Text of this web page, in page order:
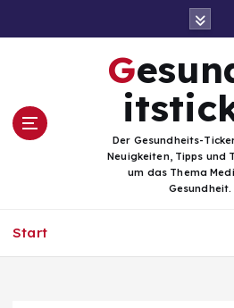
i
Gesundhe
Der Gesundheits-
Neuigkeiten, Tipps und
um das Thema
Gesundheit.
Start